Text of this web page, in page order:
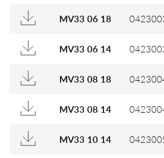
MV33 06 18
MV33 06 14
MV33 08 18
MV33 08 14
MV33 10 14